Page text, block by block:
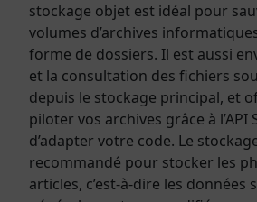
stockage objet est idéal pour
volumes d’archives
forme de dossiers. Il est aussi
et la consultation des fichiers
depuis le stockage principal, et
piloter vos archives grâce à l’API
d’adapter votre code. Le
recommandé pour stocker les
articles, c’est-à-dire les